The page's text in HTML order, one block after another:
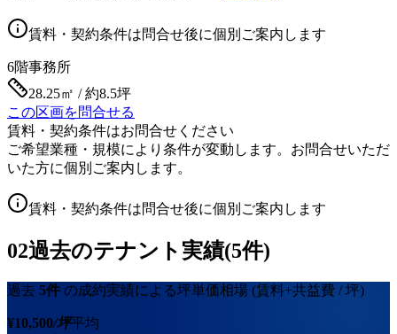
賃料・契約条件は問合せ後に個別ご案内します
6階事務所
28.25㎡ / 約8.5坪
この区画を問合せる
賃料・契約条件はお問合せください
ご希望業種・規模により条件が変動します。お問合せいただ
いた方に個別ご案内します。
賃料・契約条件は問合せ後に個別ご案内します
02過去のテナント実績(5件)
過去 5件 の成約実績による坪単価相場 (賃料+共益費 / 坪)
¥10,500/坪平均